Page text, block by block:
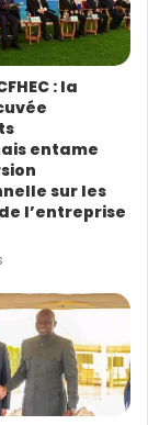
Post-Doctoral
of China ;
de vue, un
C’est
pour pouvoir
: la
entame
sur les
l’entreprise